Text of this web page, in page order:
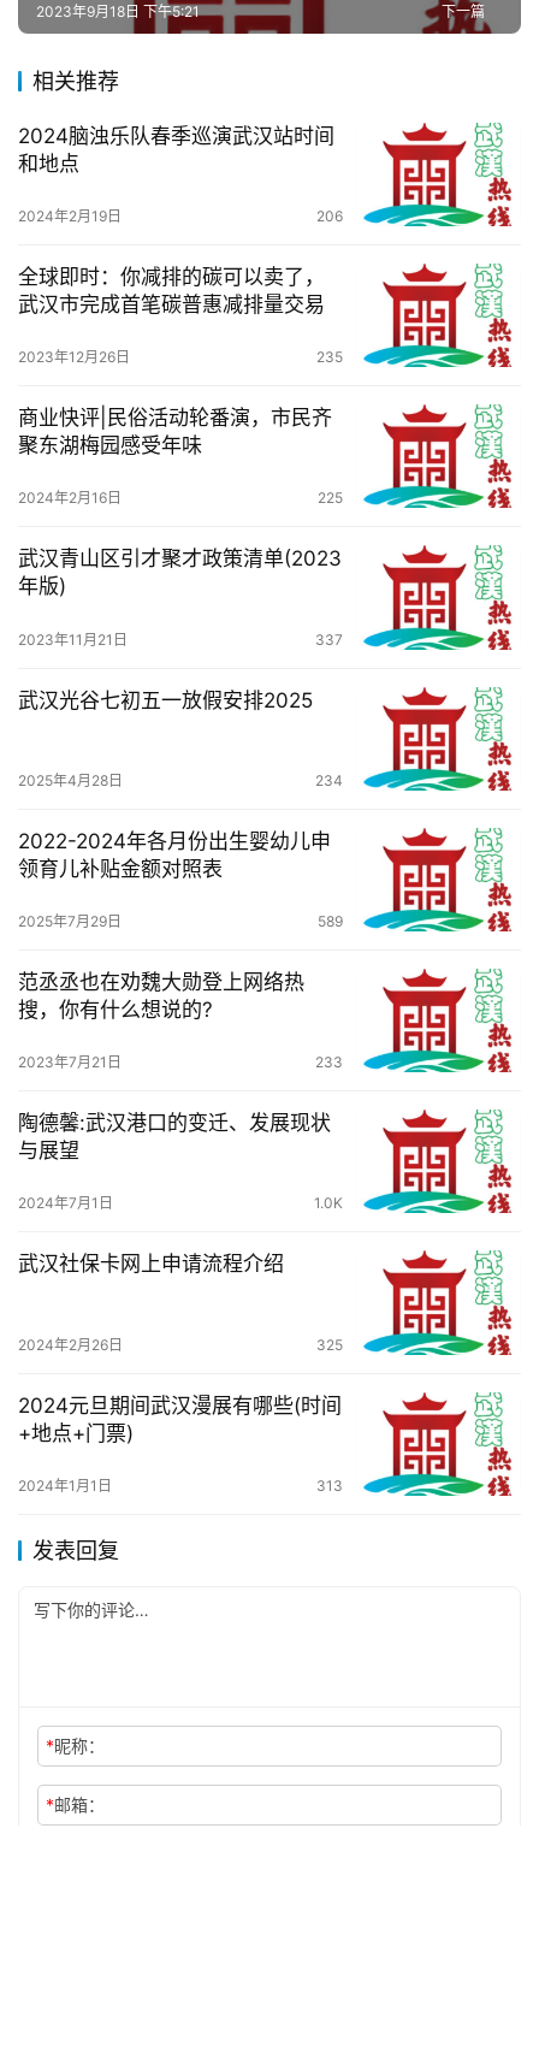
下一篇
2023年9月18日 下午5:21
相关推荐
2024脑浊乐队春季巡演武汉站时间
和地点
2024年2月19日 206
全球即时：你减排的碳可以卖了，
武汉市完成首笔碳普惠减排量交易
2023年12月26日 235
商业快评|民俗活动轮番演，市民齐
聚东湖梅园感受年味
2024年2月16日 225
武汉青山区引才聚才政策清单(2023
年版)
2023年11月21日 337
武汉光谷七初五一放假安排2025
2025年4月28日 234
2022-2024年各月份出生婴幼儿申
领育儿补贴金额对照表
2025年7月29日 589
范丞丞也在劝魏大勋登上网络热
搜，你有什么想说的?
2023年7月21日 233
陶德馨:武汉港口的变迁、发展现状
与展望
2024年7月1日 1.0K
武汉社保卡网上申请流程介绍
2024年2月26日 325
2024元旦期间武汉漫展有哪些(时间
+地点+门票)
2024年1月1日 313
发表回复
*昵称：
*邮箱：